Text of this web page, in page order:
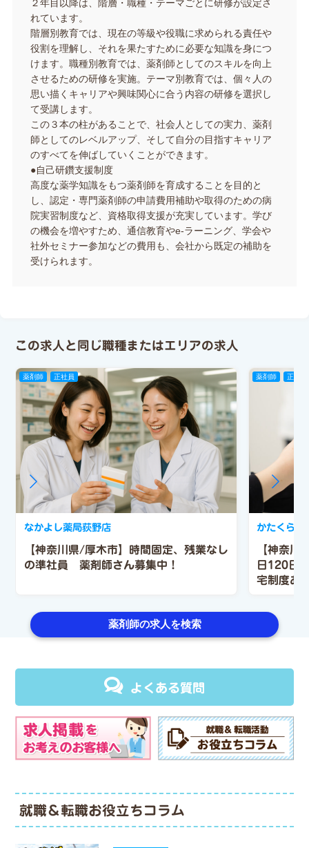
２年目以降は、階層・職種・テーマごとに研修が設定さ
れています。
階層別教育では、現在の等級や役職に求められる責任や
役割を理解し、それを果たすために必要な知識を身につ
けます。職種別教育では、薬剤師としてのスキルを向上
させるための研修を実施。テーマ別教育では、個々人の
思い描くキャリアや興味関心に合う内容の研修を選択し
て受講します。
この３本の柱があることで、社会人としての実力、薬剤
師としてのレベルアップ、そして自分の目指すキャリア
のすべてを伸ばしていくことができます。
●自己研鑽支援制度
高度な薬学知識をもつ薬剤師を育成することを目的と
し、認定・専門薬剤師の申請費用補助や取得のための病
院実習制度など、資格取得支援が充実しています。学び
の機会を増やすため、通信教育やe-ラーニング、学会や
社外セミナー参加などの費用も、会社から既定の補助を
受けられます。
この求人と同じ職種またはエリアの求人
薬剤師 正社員
【神奈川県/厚木市】時間固定、残業なし
の準社員 薬剤師さん募集中！
なかよし薬局荻野店
薬剤師 正社員
【神奈川
日120日
宅制度あ
かたくら薬
薬剤師の求人を検索
よくある質問
就職＆転職お役立ちコラム